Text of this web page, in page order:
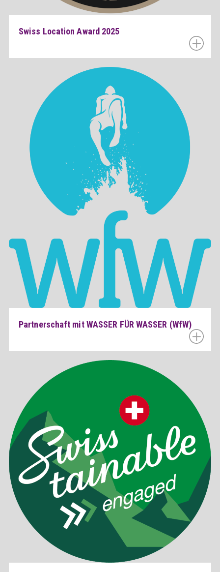
Swiss Location Award 2025
Partnerschaft mit WASSER FÜR WASSER (WfW)